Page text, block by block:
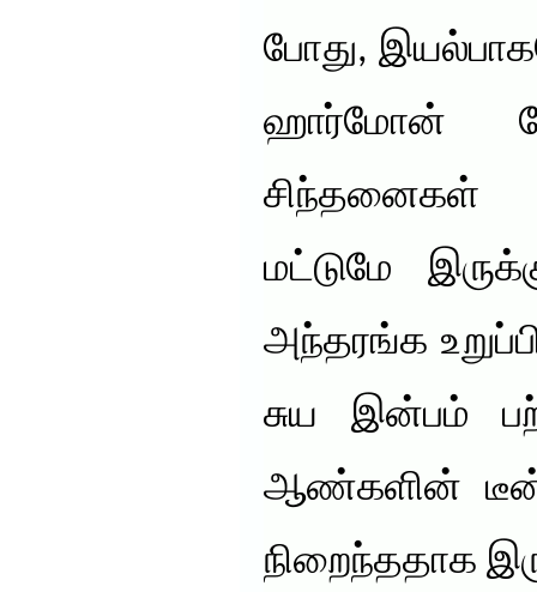
போது,
ஹார்மோன்
சிந்தனைகள்
மட்டுமே
அந்தரங்க
சுய இன்பம்
ஆண்களின் டீன்
நிறைந்ததாக